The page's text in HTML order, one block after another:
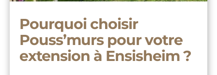
Pourquoi choisir
Pouss’murs pour votre
extension à Ensisheim ?